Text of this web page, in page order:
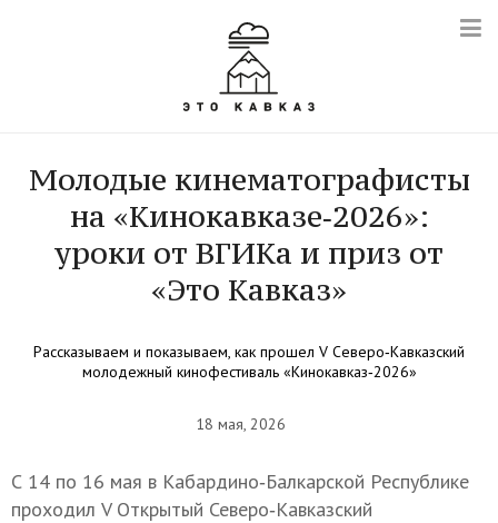
Молодые кинематографисты
на «Кинокавказе‑2026»:
уроки от ВГИКа и приз от
«Это Кавказ»
Рассказываем и показываем, как прошел V Северо‑Кавказский
молодежный кинофестиваль «Кинокавказ‑2026»
18 мая, 2026
С 14 по 16 мая в Кабардино‑Балкарской Республике
проходил V Открытый Северо‑Кавказский